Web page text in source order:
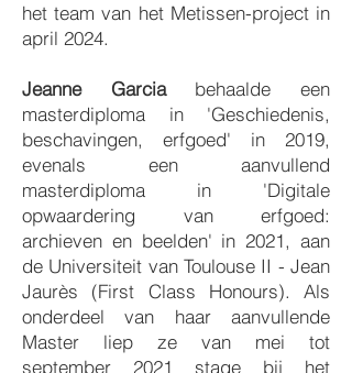
het team van het Metissen-project in
april 2024.​​​​
Jeanne Garciabehaalde een
masterdiploma in 'Geschiedenis,
beschavingen, erfgoed' in 2019,
evenals een aanvullend
masterdiploma in 'Digitale
opwaardering van erfgoed:
archieven en beelden' in 2021, aan
de Universiteit van Toulouse II - Jean
Jaurès (First Class Honours). Als
onderdeel van haar aanvullende
Master liep ze van mei tot
september 2021 stage bij het